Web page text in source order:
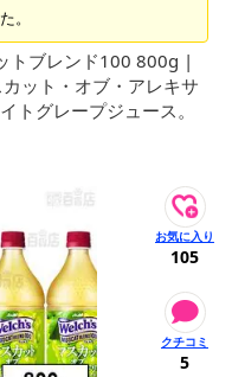
。
トブレンド100 800g |
ット・オブ・アレキサ
トグレープジュース。
105
5